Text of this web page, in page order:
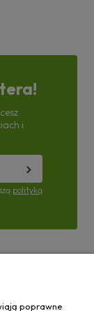
i
polityką
poprawne